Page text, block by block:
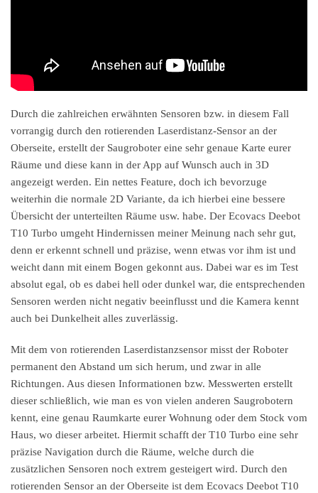
Durch die zahlreichen erwähnten Sensoren bzw. in diesem Fall
vorrangig durch den rotierenden Laserdistanz-Sensor an der
Oberseite, erstellt der Saugroboter eine sehr genaue Karte eurer
Räume und diese kann in der App auf Wunsch auch in 3D
angezeigt werden. Ein nettes Feature, doch ich bevorzuge
weiterhin die normale 2D Variante, da ich hierbei eine bessere
Übersicht der unterteilten Räume usw. habe. Der Ecovacs Deebot
T10 Turbo umgeht Hindernissen meiner Meinung nach sehr gut,
denn er erkennt schnell und präzise, wenn etwas vor ihm ist und
weicht dann mit einem Bogen gekonnt aus. Dabei war es im Test
absolut egal, ob es dabei hell oder dunkel war, die entsprechenden
Sensoren werden nicht negativ beeinflusst und die Kamera kennt
auch bei Dunkelheit alles zuverlässig.
Mit dem von rotierenden Laserdistanzsensor misst der Roboter
permanent den Abstand um sich herum, und zwar in alle
Richtungen. Aus diesen Informationen bzw. Messwerten erstellt
dieser schließlich, wie man es von vielen anderen Saugrobotern
kennt, eine genau Raumkarte eurer Wohnung oder dem Stock vom
Haus, wo dieser arbeitet. Hiermit schafft der T10 Turbo eine sehr
präzise Navigation durch die Räume, welche durch die
zusätzlichen Sensoren noch extrem gesteigert wird. Durch den
rotierenden Sensor an der Oberseite ist dem Ecovacs Deebot T10